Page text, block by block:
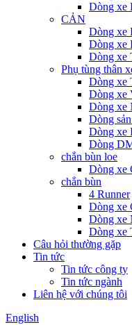
Dòng xe
CẢN
Dòng xe
Dòng xe
Dòng xe
Phụ tùng thân
Dòng xe
Dòng xe
Dòng xe
Dòng
Dòng xe
Dòng
chắn bùn loe
Dòng xe
chắn bùn
4 Runner
Dòng xe
Dòng xe
Dòng xe
Câu hỏi thường gặp
Tin tức
Tin tức công ty
Tin tức ngành
Liên hệ với chúng tôi
English